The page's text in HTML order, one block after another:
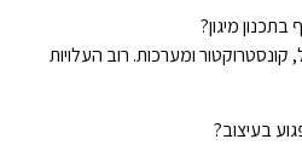
מיגון?
ומערכות. רוב העלויות
בעיצוב?